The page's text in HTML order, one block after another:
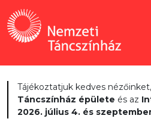
Tájékoztatjuk kedves
Táncszínház épülete és az
2026. július 4. és